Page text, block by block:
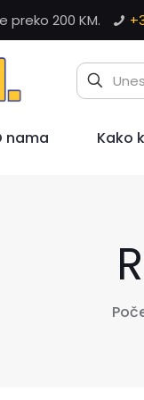
200 KM.
nama Kako